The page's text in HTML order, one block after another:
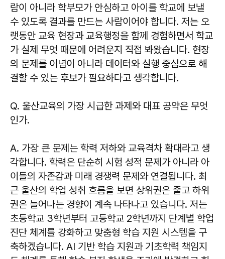
람이 아니라 학부모가 안심하고 아이를 학교에 보낼
수 있도록 결과를 만드는 사람이어야 합니다. 저는 오
랫동안 교육 현장과 교육행정을 함께 경험하면서 학교
가 실제 무엇 때문에 어려운지 직접 봐왔습니다. 현장
의 문제를 이념이 아니라 데이터와 실행 중심으로 해
결할 수 있는 후보가 필요하다고 생각합니다.
Q. 울산교육의 가장 시급한 과제와 대표 공약은 무엇
인가.
A. 가장 큰 문제는 학력 저하와 교육격차 확대라고 생
각합니다. 학력은 단순히 시험 성적 문제가 아니라 아
이들의 자존감과 미래 경쟁력 문제와 연결됩니다. 최
근 울산의 학업 성취 흐름을 보면 상위권은 줄고 하위
권은 늘어나는 경향이 계속 나타나고 있습니다. 저는
초등학교 3학년부터 고등학교 2학년까지 단계별 학업
진단 체계를 강화하고 맞춤형 학습 지원 시스템을 구
축하겠습니다. AI 기반 학습 지원과 기초학력 책임지